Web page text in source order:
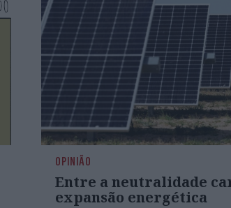
OPINIÃO
Entre a neutralidade
expansão energética